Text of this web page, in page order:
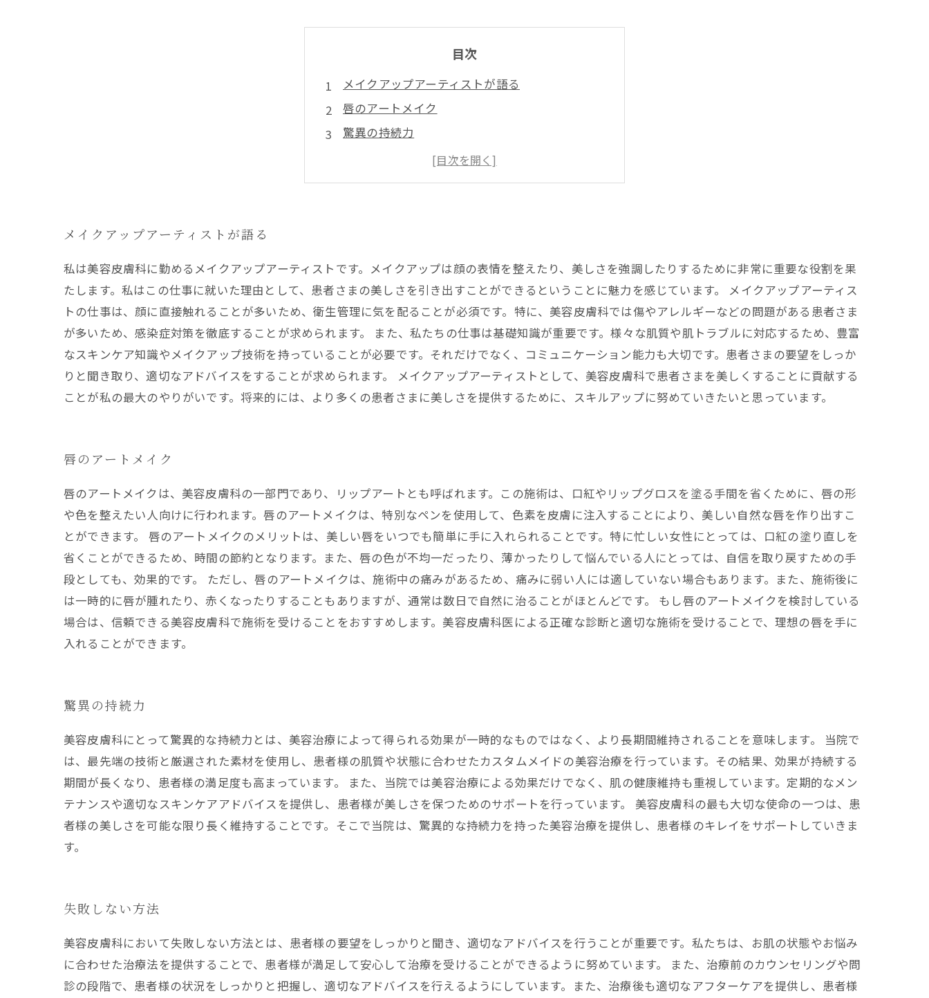
目次
メイクアップアーティストが語る
唇のアートメイク
驚異の持続力
今すぐできる！
メイクアップアーティストが語る
私は美容皮膚科に勤めるメイクアップアーティストです。メイクアップは顔の表情を整えたり、美しさを強調したりするために非常に重要な役割を果
たします。私はこの仕事に就いた理由として、患者さまの美しさを引き出すことができるということに魅力を感じています。 メイクアップアーティス
トの仕事は、顔に直接触れることが多いため、衛生管理に気を配ることが必須です。特に、美容皮膚科では傷やアレルギーなどの問題がある患者さま
が多いため、感染症対策を徹底することが求められます。 また、私たちの仕事は基礎知識が重要です。様々な肌質や肌トラブルに対応するため、豊富
なスキンケア知識やメイクアップ技術を持っていることが必要です。それだけでなく、コミュニケーション能力も大切です。患者さまの要望をしっか
りと聞き取り、適切なアドバイスをすることが求められます。 メイクアップアーティストとして、美容皮膚科で患者さまを美しくすることに貢献する
ことが私の最大のやりがいです。将来的には、より多くの患者さまに美しさを提供するために、スキルアップに努めていきたいと思っています。
唇のアートメイク
唇のアートメイクは、美容皮膚科の一部門であり、リップアートとも呼ばれます。この施術は、口紅やリップグロスを塗る手間を省くために、唇の形
や色を整えたい人向けに行われます。唇のアートメイクは、特別なペンを使用して、色素を皮膚に注入することにより、美しい自然な唇を作り出すこ
とができます。 唇のアートメイクのメリットは、美しい唇をいつでも簡単に手に入れられることです。特に忙しい女性にとっては、口紅の塗り直しを
省くことができるため、時間の節約となります。また、唇の色が不均一だったり、薄かったりして悩んでいる人にとっては、自信を取り戻すための手
段としても、効果的です。 ただし、唇のアートメイクは、施術中の痛みがあるため、痛みに弱い人には適していない場合もあります。また、施術後に
は一時的に唇が腫れたり、赤くなったりすることもありますが、通常は数日で自然に治ることがほとんどです。 もし唇のアートメイクを検討している
場合は、信頼できる美容皮膚科で施術を受けることをおすすめします。美容皮膚科医による正確な診断と適切な施術を受けることで、理想の唇を手に
入れることができます。
驚異の持続力
美容皮膚科にとって驚異的な持続力とは、美容治療によって得られる効果が一時的なものではなく、より長期間維持されることを意味します。 当院で
は、最先端の技術と厳選された素材を使用し、患者様の肌質や状態に合わせたカスタムメイドの美容治療を行っています。その結果、効果が持続する
期間が長くなり、患者様の満足度も高まっています。 また、当院では美容治療による効果だけでなく、肌の健康維持も重視しています。定期的なメン
テナンスや適切なスキンケアアドバイスを提供し、患者様が美しさを保つためのサポートを行っています。 美容皮膚科の最も大切な使命の一つは、患
者様の美しさを可能な限り長く維持することです。そこで当院は、驚異的な持続力を持った美容治療を提供し、患者様のキレイをサポートしていきま
す。
失敗しない方法
美容皮膚科において失敗しない方法とは、患者様の要望をしっかりと聞き、適切なアドバイスを行うことが重要です。私たちは、お肌の状態やお悩み
に合わせた治療法を提供することで、患者様が満足して安心して治療を受けることができるように努めています。 また、治療前のカウンセリングや問
診の段階で、患者様の状況をしっかりと把握し、適切なアドバイスを行えるようにしています。また、治療後も適切なアフターケアを提供し、患者様